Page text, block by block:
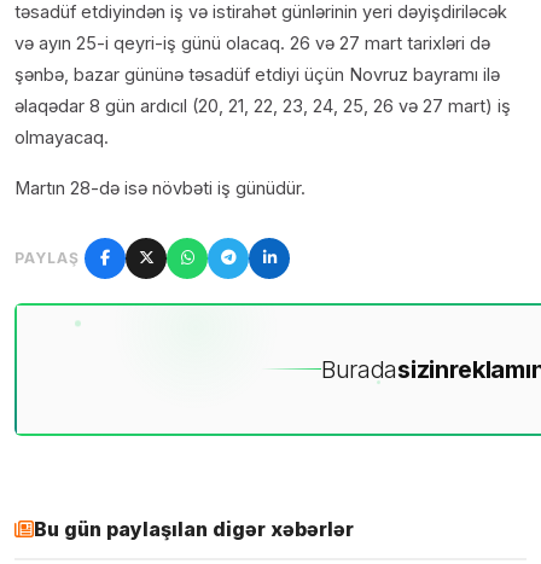
təsadüf etdiyindən iş və istirahət günlərinin yeri dəyişdiriləcək
və ayın 25-i qeyri-iş günü olacaq. 26 və 27 mart tarixləri də
şənbə, bazar gününə təsadüf etdiyi üçün Novruz bayramı ilə
əlaqədar 8 gün ardıcıl (20, 21, 22, 23, 24, 25, 26 və 27 mart) iş
olmayacaq.
Martın 28-də isə növbəti iş günüdür.
PAYLAŞ
Buradasizin
Bu gün paylaşılan digər xəbərlər